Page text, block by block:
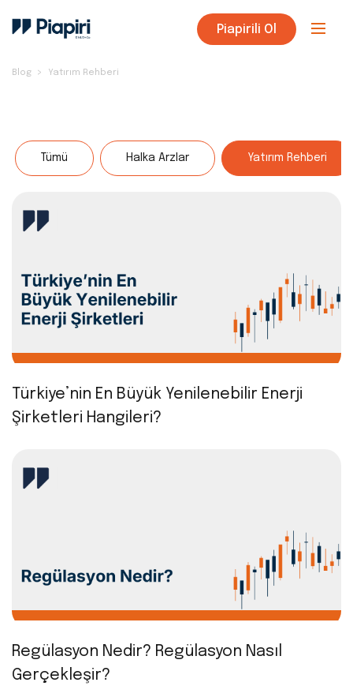
Piapirili Ol
Blog Yatırım Rehberi
Tümü Halka Arzlar Yatırım Rehberi
Türkiye’nin En Büyük Yenilenebilir Enerji
Şirketleri Hangileri?
Regülasyon Nedir? Regülasyon Nasıl
Gerçekleşir?